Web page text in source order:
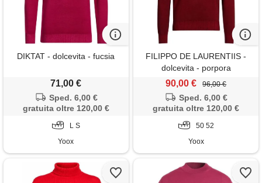
DIKTAT - dolcevita - fucsia
71,00 €
Sped. 6,00 €
gratuita oltre 120,00 €
L S
Yoox
FILIPPO DE LAURENTIIS -
dolcevita - porpora
90,00 € 96,00 €
Sped. 6,00 €
gratuita oltre 120,00 €
50 52
Yoox